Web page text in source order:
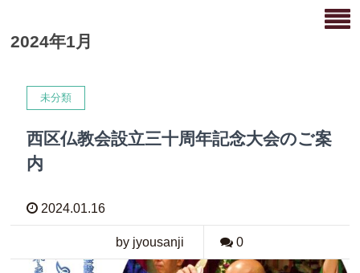
2024年1月
未分類
西区仏教会設立三十周年記念大会のご案
内
2024.01.16
by jyousanji 0